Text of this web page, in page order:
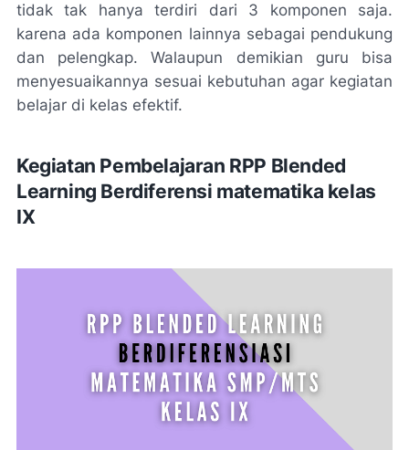
tidak tak hanya terdiri dari 3 komponen saja.
karena ada komponen lainnya sebagai pendukung
dan pelengkap. Walaupun demikian guru bisa
menyesuaikannya sesuai kebutuhan agar kegiatan
belajar di kelas efektif.
Kegiatan Pembelajaran RPP Blended
Learning Berdiferensi matematika kelas
IX